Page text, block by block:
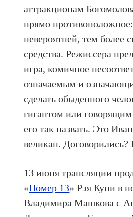
аттракционам
прямо
невероятней, тем более
средства. Режиссера
игра, комичное
означаемым и
сделать обыденного
гигантом или говорящим
его так назвать. Это
великан.
13 июня трансляции
«Номер 13» Рэя Куни в
Владимира Машкова с